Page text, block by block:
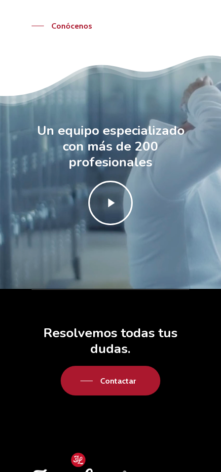
Conócenos
Un equipo especializado
con más de 200
profesionales
Resolvemos todas tus
dudas.
Contactar